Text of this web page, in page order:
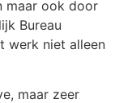
maar ook door
Bureau
werk niet alleen
maar zeer